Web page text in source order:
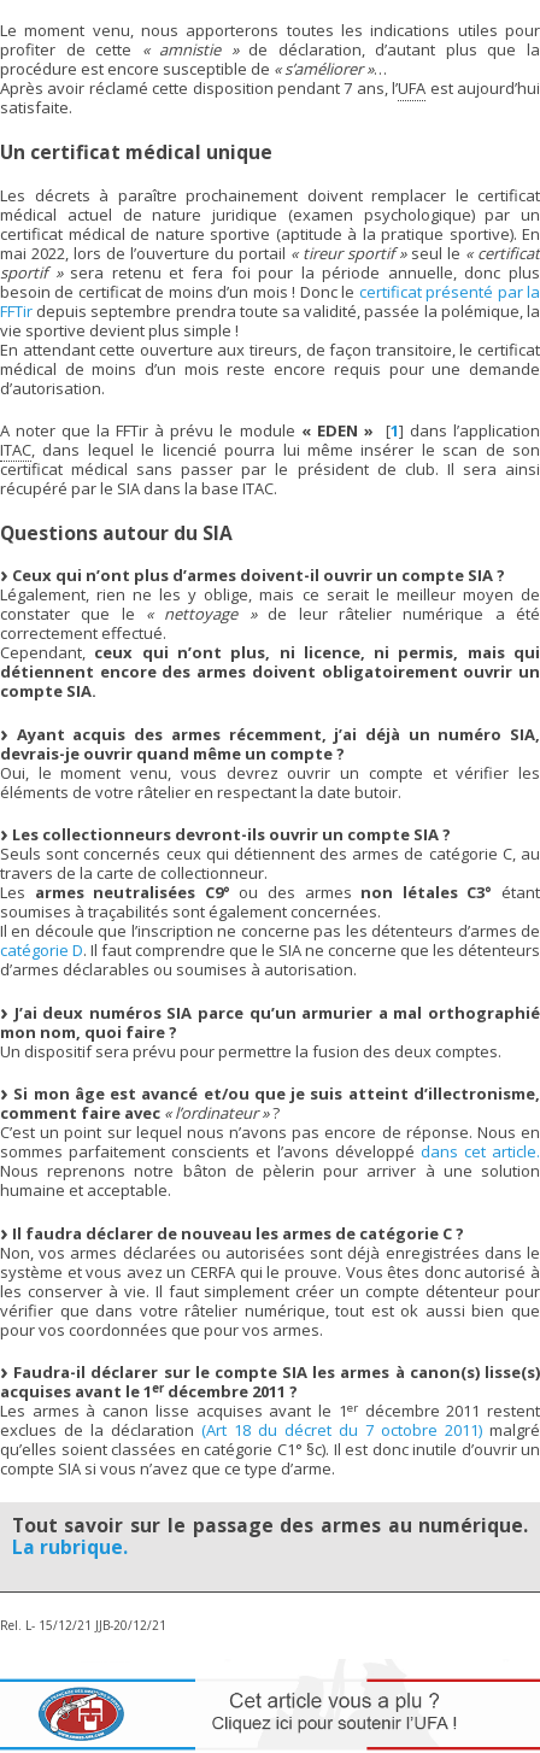
Le moment venu, nous apporterons toutes les indications utiles pour
profiter de cette « amnistie »de déclaration, d’autant plus que la
procédure est encore susceptible de « s’améliorer »…
Après avoir réclamé cette disposition pendant 7 ans, l’UFA est aujourd’hui
satisfaite.
Un certificat médical unique
Les décrets à paraître prochainement doivent remplacer le certificat
médical actuel de nature juridique (examen psychologique) par un
certificat médical de nature sportive (aptitude à la pratique sportive). En
mai 2022, lors de l’ouverture du portail « tireur sportif »seul le « certificat
sportif »sera retenu et fera foi pour la période annuelle, donc plus
besoin de certificat de moins d’un mois ! Donc le certificat présenté par la
FFTir depuis septembre prendra toute sa validité, passée la polémique, la
vie sportive devient plus simple !
En attendant cette ouverture aux tireurs, de façon transitoire, le certificat
médical de moins d’un mois reste encore requis pour une demande
d’autorisation.
A noter que la FFTir à prévu le module « EDEN » [1] dans l’application
ITAC, dans lequel le licencié pourra lui même insérer le scan de son
certificat médical sans passer par le président de club. Il sera ainsi
récupéré par le SIA dans la base ITAC.
Questions autour du SIA
Ceux qui n’ont plus d’armes doivent-il ouvrir un compte SIA ?
Légalement, rien ne les y oblige, mais ce serait le meilleur moyen de
constater que le « nettoyage »de leur râtelier numérique a été
correctement effectué.
Cependant, ceux qui n’ont plus, ni licence, ni permis, mais qui
détiennent encore des armes doivent obligatoirement ouvrir un
compte SIA.
Ayant acquis des armes récemment, j’ai déjà un numéro SIA,
devrais-je ouvrir quand même un compte ?
Oui, le moment venu, vous devrez ouvrir un compte et vérifier les
éléments de votre râtelier en respectant la date butoir.
Les collectionneurs devront-ils ouvrir un compte SIA ?
Seuls sont concernés ceux qui détiennent des armes de catégorie C, au
travers de la carte de collectionneur.
Les armes neutralisées C9° ou des armes non létales C3° étant
soumises à traçabilités sont également concernées.
Il en découle que l’inscription ne concerne pas les détenteurs d’armes de
catégorie D. Il faut comprendre que le SIA ne concerne que les détenteurs
d’armes déclarables ou soumises à autorisation.
J’ai deux numéros SIA parce qu’un armurier a mal orthographié
mon nom, quoi faire ?
Un dispositif sera prévu pour permettre la fusion des deux comptes.
Si mon âge est avancé et/ou que je suis atteint d’illectronisme,
comment faire avec « l’ordinateur »?
C’est un point sur lequel nous n’avons pas encore de réponse. Nous en
sommes parfaitement conscients et l’avons développé dans cet article.
Nous reprenons notre bâton de pèlerin pour arriver à une solution
humaine et acceptable.
Il faudra déclarer de nouveau les armes de catégorie C ?
Non, vos armes déclarées ou autorisées sont déjà enregistrées dans le
système et vous avez un CERFA qui le prouve. Vous êtes donc autorisé à
les conserver à vie. Il faut simplement créer un compte détenteur pour
vérifier que dans votre râtelier numérique, tout est ok aussi bien que
pour vos coordonnées que pour vos armes.
Faudra-il déclarer sur le compte SIA les armes à canon(s) lisse(s)
acquises avant le 1er décembre 2011 ?
Les armes à canon lisse acquises avant le 1erdécembre 2011 restent
exclues de la déclaration (Art 18 du décret du 7 octobre 2011) malgré
qu’elles soient classées en catégorie C1° §c). Il est donc inutile d’ouvrir un
compte SIA si vous n’avez que ce type d’arme.
Tout savoir sur le passage des armes au numérique.
La rubrique.
Rel. L- 15/12/21 JJB-20/12/21